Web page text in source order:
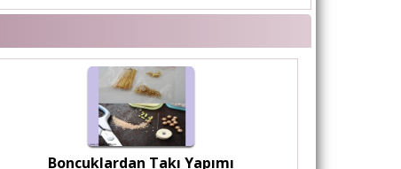
Boncuklardan Takı Yapımı